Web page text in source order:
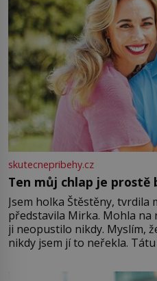
skutecnepribehy.cz
Ten můj chlap je prostě
Jsem holka Štěstěny, tvrdila
představila Mirka. Mohla na
ji neopustilo nikdy. Myslím,
nikdy jsem jí to neřekla.
Jsme spolu moc rádi Tehdy